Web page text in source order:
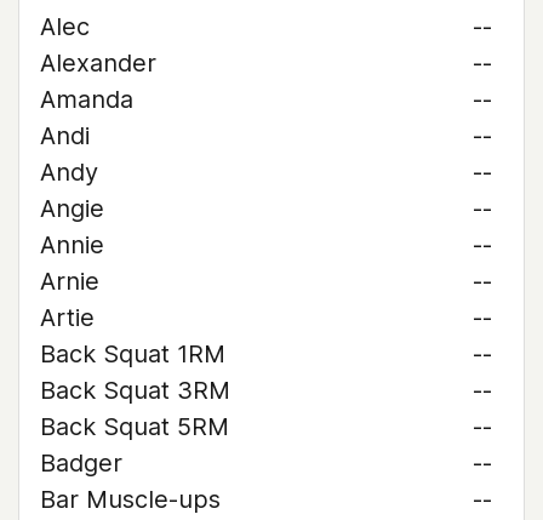
Alec
--
Alexander
--
Amanda
--
Andi
--
Andy
--
Angie
--
Annie
--
Arnie
--
Artie
--
Back Squat 1RM
--
Back Squat 3RM
--
Back Squat 5RM
--
Badger
--
Bar Muscle-ups
--